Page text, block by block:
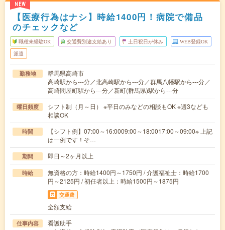
NEW
【医療行為はナシ】時給1400円！病院で備品
のチェックなど
職種未経験OK 交通費別途支給あり 土日祝日が休み WEB登録OK
派遣
勤務地
群馬県高崎市
高崎駅から---分／北高崎駅から---分／群馬八幡駅から---分／
高崎問屋町駅から---分／新町(群馬県)駅から---分
曜日頻度
シフト制（月～日） ※平日のみなどの相談もOK ※週3なども
相談OK
時間
【シフト例】07:00～16:0009:00～18:0017:00～09:00※ 上記
は一例です！そ…
期間 即日～2ヶ月以上
時給
無資格の方：時給1400円～1750円 / 介護福祉士：時給1700
円～2125円 / 初任者以上：時給1500円～1875円
交通費
全額支給
仕事内容
看護助手